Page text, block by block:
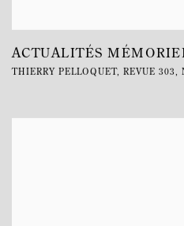
ACTUALITÉS
THIERRY PELLOQUET, REVUE 303,